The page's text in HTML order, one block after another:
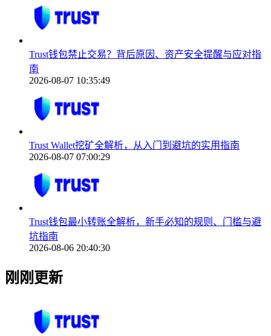
Trust钱包禁止交易？背后原因、资产安全提醒与应对指
南
2026-08-07 10:35:49
Trust Wallet挖矿全解析，从入门到避坑的实用指南
2026-08-07 07:00:29
Trust钱包最小转账全解析，新手必知的规则、门槛与避
坑指南
2026-08-06 20:40:30
刚刚更新